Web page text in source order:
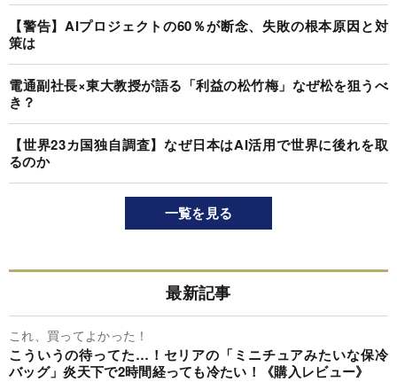
【警告】AIプロジェクトの60％が断念、失敗の根本原因と対
策は
電通副社長×東大教授が語る「利益の松竹梅」なぜ松を狙うべ
き？
【世界23カ国独自調査】なぜ日本はAI活用で世界に後れを取
るのか
一覧を見る
最新記事
これ、買ってよかった！
こういうの待ってた…！セリアの「ミニチュアみたいな保冷
バッグ」炎天下で2時間経っても冷たい！《購入レビュー》